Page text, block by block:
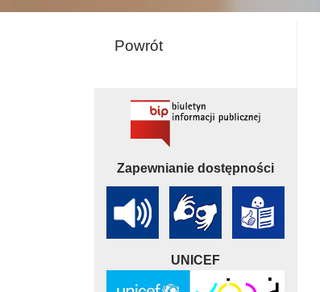
Powrót
Zapewnianie dostępności
UNICEF